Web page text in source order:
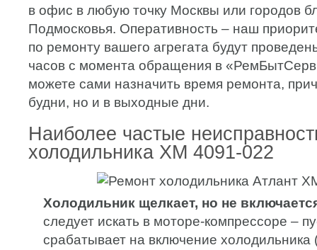
в офис в любую точку Москвы или городов
Подмосковья. Оперативность – наш
по ремонту вашего агрегата будут
часов с момента обращения в
можете сами назначить время ремонта,
будни, но и в выходные дни.
Наиболее частые
холодильника ХМ 4091-022
Холодильник щелкает, но не
следует искать в моторе-компрессоре –
срабатывает на включение